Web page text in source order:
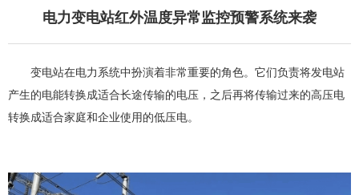
电力变电站红外温度异常监控预警系统来袭
变电站在电力系统中扮演着非常重要的角色。它们负责将发电站
产生的电能转换成适合长途传输的电压，之后再将传输过来的高压电
转换成适合家庭和企业使用的低压电。